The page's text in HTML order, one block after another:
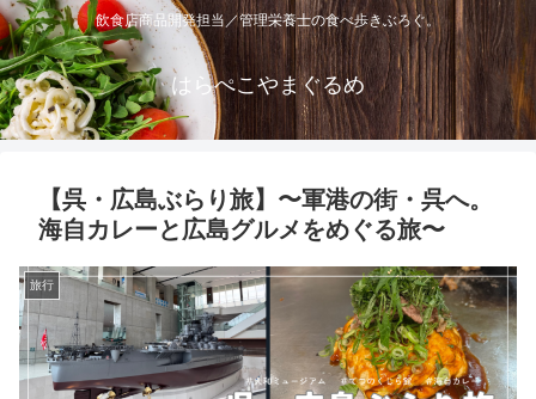
飲食店商品開発担当／管理栄養士の食べ歩きぶろぐ。
はらぺこやまぐるめ
【呉・広島ぶらり旅】〜軍港の街・呉へ。
海自カレーと広島グルメをめぐる旅〜
旅行